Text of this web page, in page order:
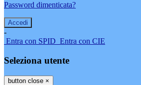
Password dimenticata?
-
Entra con SPID Entra con CIE
Seleziona utente
button close ×